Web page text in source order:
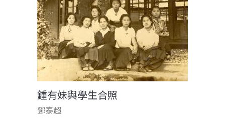
鍾有妹與學生合照
鄧泰超